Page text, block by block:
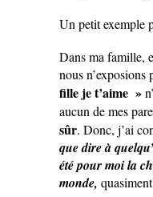
Un petit exemple
Dans ma famille,
nous n’exposions
fille je t’aime »
aucun de mes
sûr. Donc, j’ai
que dire à
été pour moi la
monde,